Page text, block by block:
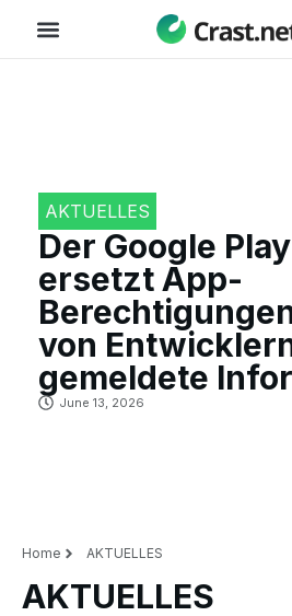
AKTUELLES
Der Google
ersetzt App-
von
gemeldete
June 13, 2026
Home AKTUELLES
AKTUELLES